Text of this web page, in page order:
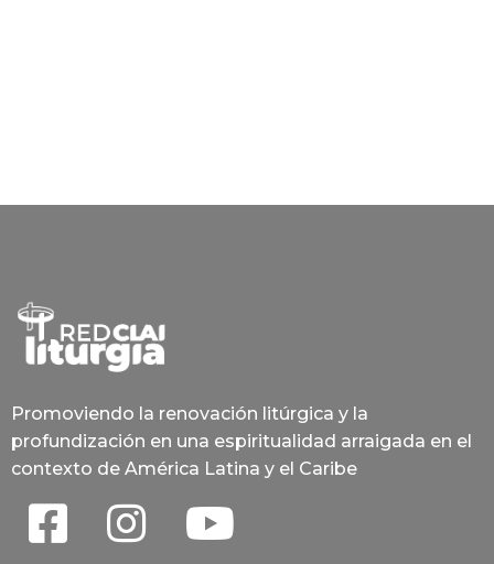
Promoviendo la renovación litúrgica y la
profundización en una espiritualidad arraigada en el
contexto de América Latina y el Caribe